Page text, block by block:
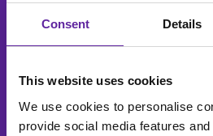
Consent Details
This website uses cookies
We use cookies to personalise
provide social media features
Klar til at få
analyser?
Vil du skære ned på ventetiden
har brug for den?